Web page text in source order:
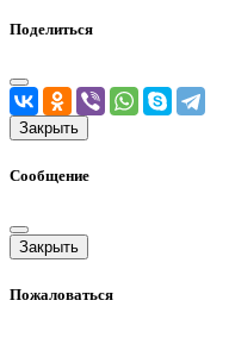
Поделиться
Закрыть
Сообщение
Закрыть
Пожаловаться